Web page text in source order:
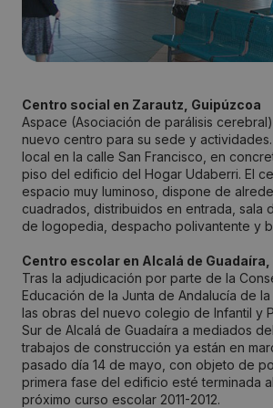
Centro social en Zarautz, Guipúzcoa
Aspace (Asociación de parálisis
nuevo centro para su sede y
local en la calle San Francisco, en
piso del edificio del Hogar Udaberri. El
espacio muy luminoso, dispone de
cuadrados, distribuidos en entrada, sala
de logopedia, despacho polivantente y
Centro escolar en Alcalá de Guadaíra,
Tras la adjudicación por parte de la
Educación de la Junta de Andalucía de
las obras del nuevo colegio de Infantil y
Sur de Alcalá de Guadaíra a mediados
trabajos de construcción ya están en
pasado día 14 de mayo, con objeto de
primera fase del edificio esté terminada
próximo curso escolar 2011-2012.